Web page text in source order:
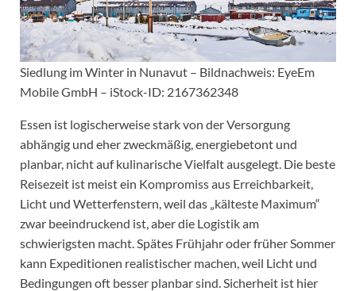
Siedlung im Winter in Nunavut – Bildnachweis: EyeEm
Mobile GmbH – iStock-ID: 2167362348
Essen ist logischerweise stark von der Versorgung
abhängig und eher zweckmäßig, energiebetont und
planbar, nicht auf kulinarische Vielfalt ausgelegt. Die beste
Reisezeit ist meist ein Kompromiss aus Erreichbarkeit,
Licht und Wetterfenstern, weil das „kälteste Maximum“
zwar beeindruckend ist, aber die Logistik am
schwierigsten macht. Spätes Frühjahr oder früher Sommer
kann Expeditionen realistischer machen, weil Licht und
Bedingungen oft besser planbar sind. Sicherheit ist hier